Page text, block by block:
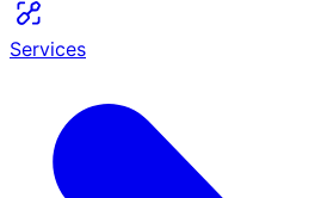
Services